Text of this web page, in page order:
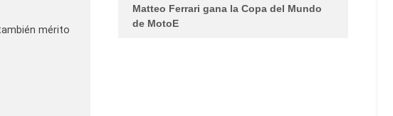
mérito
Matteo Ferrari gana la Copa del Mundo
de MotoE